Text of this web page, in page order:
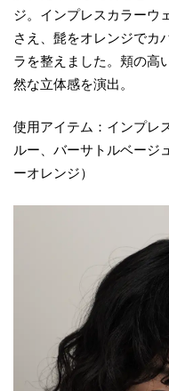
ジ。インプレスカラーウ
さえ、髭をオレンジでカ
ラを整えました。頬の高
然な立体感を演出。
使用アイテム：インプレ
ルー、バーサトルベージ
ーオレンジ）